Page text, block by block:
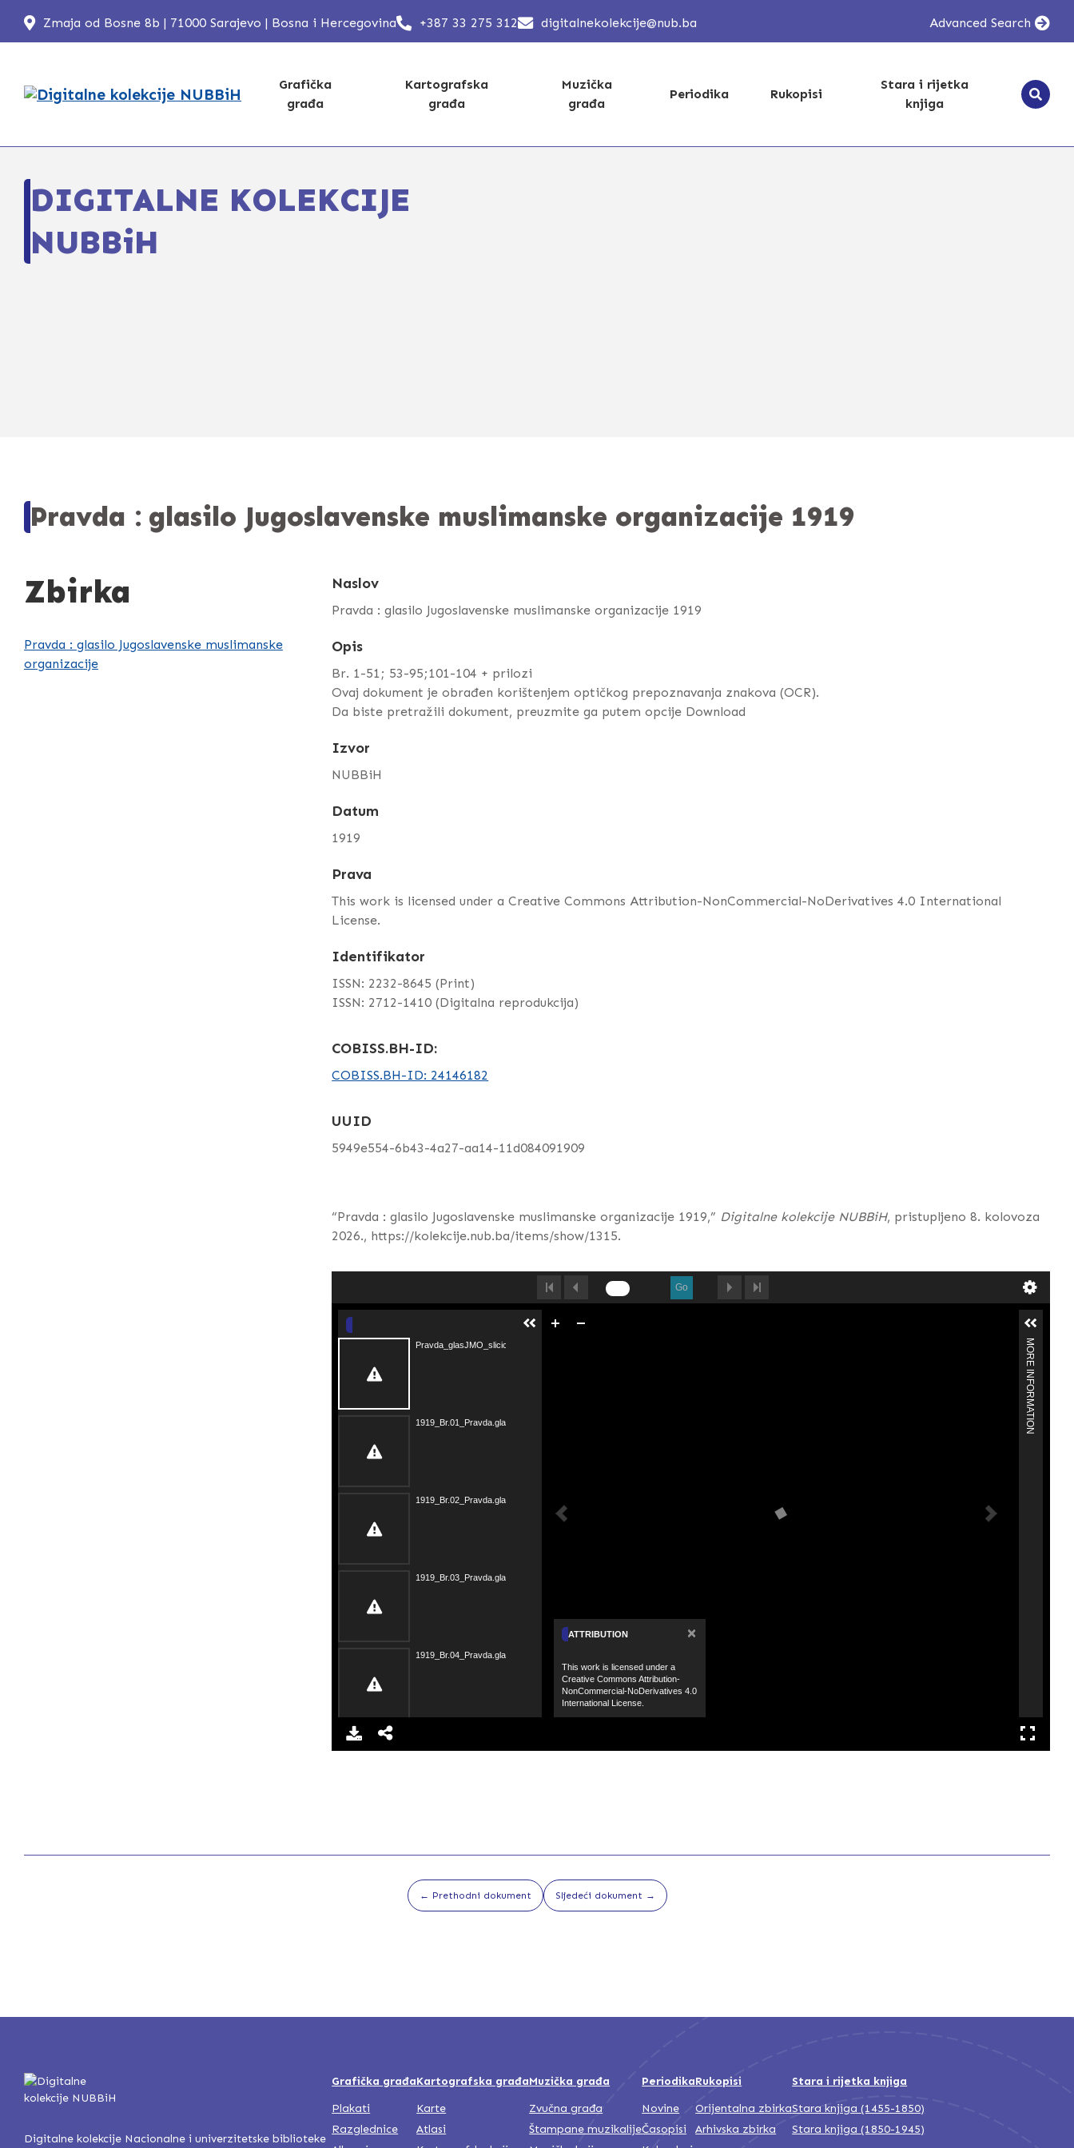
Zmaja od Bosne 8b | 71000 Sarajevo | Bosna i Hercegovina +387 33 275 312 digitalnekolekcije@nub.ba Advanced Search
Grafička
građa
Kartografska
građa
Muzička
građa
Periodika Rukopisi
Stara i rijetka
knjiga
DIGITALNE KOLEKCIJE
NUBBiH
Pravda : glasilo Jugoslavenske muslimanske organizacije 1919
Zbirka
Pravda : glasilo Jugoslavenske muslimanske
organizacije
Naslov
Pravda : glasilo Jugoslavenske muslimanske organizacije 1919
Opis
Br. 1-51; 53-95;101-104 + prilozi
Ovaj dokument je obrađen korištenjem optičkog prepoznavanja znakova (OCR).
Da biste pretražili dokument, preuzmite ga putem opcije Download
Izvor
NUBBiH
Datum
1919
Prava
This work is licensed under a Creative Commons Attribution-NonCommercial-NoDerivatives 4.0 International
License.
Identifikator
ISSN: 2232-8645 (Print)
ISSN: 2712-1410 (Digitalna reprodukcija)
COBISS.BH-ID:
COBISS.BH-ID: 24146182
UUID
5949e554-6b43-4a27-aa14-11d084091909
“Pravda : glasilo Jugoslavenske muslimanske organizacije 1919,” Digitalne kolekcije NUBBiH, pristupljeno 8. kolovoza
2026., https://kolekcije.nub.ba/items/show/1315.
Go
ATTRIBUTION ×
This work is licensed under a
Creative Commons Attribution-
NonCommercial-NoDerivatives 4.0
International License.
Pravda_glasJMO_slicica.pdf
1919_Br.07_Pravda.glasJMO_OCR.pdf
MORE INFORMATION
← Prethodni dokument Sljedeći dokument →
Digitalne kolekcije Nacionalne i univerzitetske biblioteke
Grafička građa
Plakati
Razglednice
Kartografska građa
Karte
Atlasi
Muzička građa
Zvučna građa
Štampane muzikalije
Periodika
Novine
Časopisi
Rukopisi
Orijentalna zbirka
Arhivska zbirka
Stara i rijetka knjiga
Stara knjiga (1455-1850)
Stara knjiga (1850-1945)